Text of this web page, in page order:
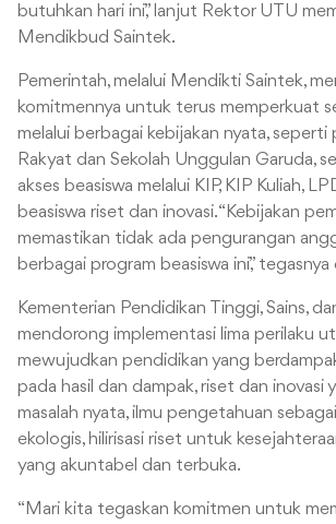
butuhkan hari ini,” lanjut Rektor UTU
Mendikbud Saintek.
Pemerintah, melalui Mendikti Saintek,
komitmennya untuk terus memperkuat
melalui berbagai kebijakan nyata, seperti
Rakyat dan Sekolah Unggulan Garuda,
akses beasiswa melalui KIP, KIP Kuliah,
beasiswa riset dan inovasi. “Kebijakan
memastikan tidak ada pengurangan
berbagai program beasiswa ini,”
Kementerian Pendidikan Tinggi, Sains,
mendorong implementasi lima perilaku
mewujudkan pendidikan yang
pada hasil dan dampak, riset dan inovasi
masalah nyata, ilmu pengetahuan
ekologis, hilirisasi riset untuk
yang akuntabel dan terbuka.
“Mari kita tegaskan komitmen untuk